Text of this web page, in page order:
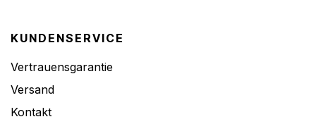
KUNDENSERVICE
Vertrauensgarantie
Versand
Kontakt